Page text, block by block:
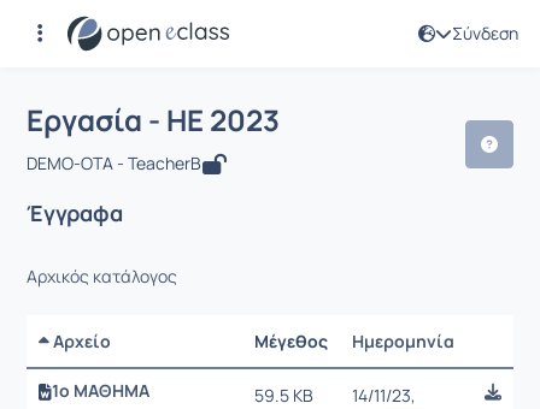
Σύνδεση
Αρχική Σελίδα
Μάθημα : Εργασία - ΗΕ 2023
Εργασία - ΗΕ 2023
DEMO-ΟΤΑ - TeacherB
Έγγραφα
Αρχικός κατάλογος
Αρχείο Μέγεθος Ημερομηνία
1ο ΜΑΘΗΜΑ
59.5 KB
14/11/23,